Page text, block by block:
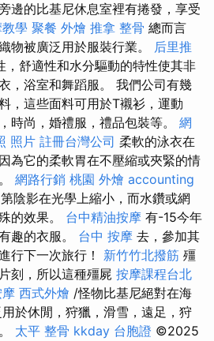
邊的比基尼休息室裡有捲發，享受
學 聚餐 外燴 推拿 整骨 總而言
物被廣泛用於服裝行業。 后里推
，舒適性和水分驅動的特性使其非
，浴室和舞蹈服。 我們公司有幾
，這些面料可用於T襯衫，運動
時尚，婚禮服，禮品包裝等。 網
照片 註冊台灣公司 柔軟的泳衣在
為它的柔軟胃在不壓縮或夾緊的情
網路行銷 桃園 外燴 accounting
陰影在光學上縮小，而水鑽或網
的效果。 台中精油按摩 有-15今年
趣的衣服。 台中 按摩 去，參加其
行下一次旅行！ 新竹竹北撥筋 殭
刻，所以這種殭屍 按摩課程台北
西式外燴 /怪物比基尼絕對在海
於休閒，狩獵，滑雪，遠足，狩
太平 整骨 kkday 台胞證 ©2025